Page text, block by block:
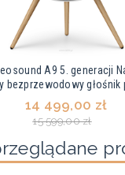
A9 5. generacji
bezprzewodowy głośnik
14 499,00 zł
15 599,00 zł